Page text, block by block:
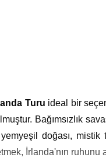
Turu ideal bir
Bağımsızlık
doğası, mistik
İrlanda'nın ruhunu